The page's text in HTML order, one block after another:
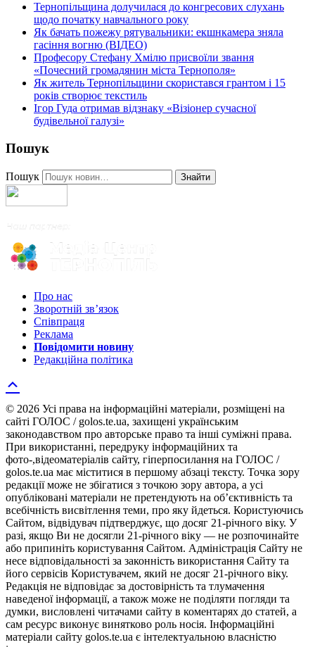
Тернопільщина долучилася до конгресових слухань
щодо початку навчального року
Як бачать пожежу рятувальники: екшнкамера зняла
гасіння вогню (ВІДЕО)
Професору Стефану Хмілю присвоїли звання
«Почесний громадянин міста Тернополя»
Як житель Тернопільщини скористався грантом і 15
років створює текстиль
Ігор Гуда отримав відзнаку «Візіонер сучасної
будівельної галузі»
Пошук
Пошук Знайти
Про нас
Зворотній зв’язок
Співпраця
Реклама
Повідомити новину
Редакційна політика
© 2026 Усі права на інформаційні матеріали, розміщені на
сайті ГОЛОС / golos.te.ua, захищені українським
законодавством про авторське право та інші суміжні права.
При використанні, передруку інформаційних та
фото-,відеоматеріалів сайту, гіперпосилання на ГОЛОС /
golos.te.ua має міститися в першому абзаці тексту. Точка зору
редакції може не збігатися з точкою зору автора, а усі
опубліковані матеріали не претендують на об’єктивність та
всебічність висвітлення теми, про яку йдеться. Користуючись
Сайтом, відвідувач підтверджує, що досяг 21-річного віку. У
разі, якщо Ви не досягли 21-річного віку — не розпочинайте
або припиніть користування Сайтом. Адміністрація Сайту не
несе відповідальності за законність використання Сайту та
його сервісів Користувачем, який не досяг 21-річного віку.
Редакція не відповідає за достовірність та тлумачення
наведеної інформації, а також може не поділяти погляди та
думки, висловлені читачами сайту в коментарях до статей, а
сам ресурс виконує винятково роль носія. Інформаційні
матеріали сайту golos.te.ua є інтелектуальною власністю